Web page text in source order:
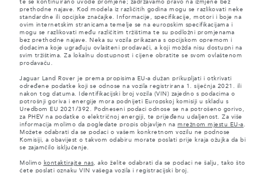
te se kontinuirano uvode promjene; zadržavamo pravo na izmjene bez
prethodne najave. Kod modela iz različitih godina mogu se razlikovati neke
standardne ili opcijske značajke. Informacije, specifikacije, motori i boje na
ovim internetskim stranicama temelje se na europskim specifikacijama i
mogu se razlikovati među različitim tržištima te su podložni promjenama
bez prethodne najave. Neka su vozila prikazana s opcijskom opremom i
dodacima koje ugrađuju ovlašteni prodavači, a koji možda nisu dostupni na
svim tržištima. Za lokalnu dostupnost i cijene obratite se svom ovlaštenom
prodavaču.
Jaguar Land Rover je prema propisima EU-a dužan prikupljati i otkrivati
određene podatke koji se odnose na vozila registrirana 1. siječnja 2021. ili
nakon tog datuma. Identifikacijski broj vozila (VIN) zajedno s podacima o
potrošnji goriva i energije mora podnijeti Europskoj komisiji u skladu s
Uredbom EU 2021/392. Podneseni podaci odnose se na potrošeno gorivo,
za PHEV na podatke o električnoj energiji, te prijeđenu udaljenost. Za više
informacija molimo da pogledate propis objavljen na mrežnom mjestu EU-a .
Možete odabrati da se podaci o vašem konkretnom vozilu ne podnose
Komisiji, a obavijest o takvom odabiru morate poslati prije kraja ožujka da bi
se zajamčilo isključenje.
Molimo kontaktirajte nas, ako želite odabrati da se podaci ne šalju, tako što
ćete poslati oznaku VIN vašega vozila i registracijski broj.